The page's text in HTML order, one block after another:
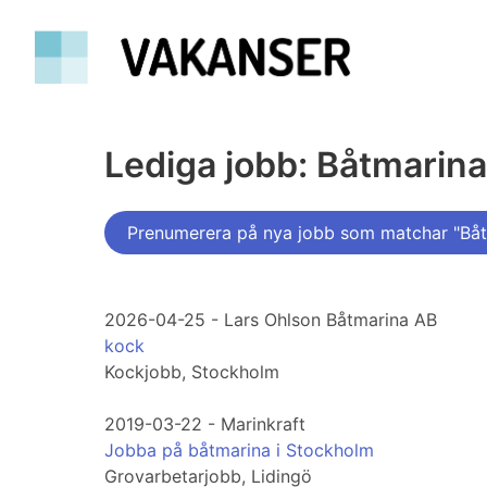
Lediga jobb: Båtmarina
Prenumerera på nya jobb som matchar
2026-04-25 - Lars Ohlson Båtmarina AB
kock
Kockjobb, Stockholm
2019-03-22 - Marinkraft
Jobba på båtmarina i Stockholm
Grovarbetarjobb, Lidingö